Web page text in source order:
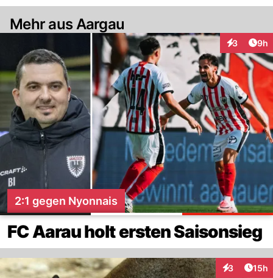
Mehr aus Aargau
3 9h
2:1 gegen Nyonnais
FC Aarau holt ersten Saisonsieg
3
Interaktionen
15h